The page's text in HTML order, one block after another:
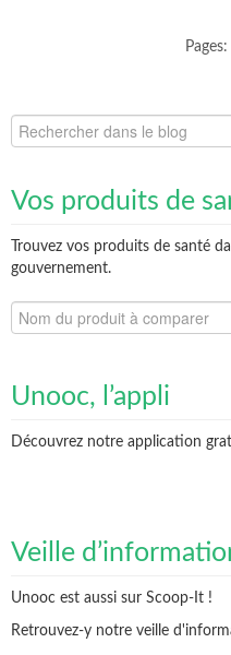
Pages:
Vos produits de
Trouvez vos produits de santé
gouvernement.
Unooc, l’appli
Découvrez notre application
Veille
Unooc est aussi sur Scoop-It !
Retrouvez-y notre veille